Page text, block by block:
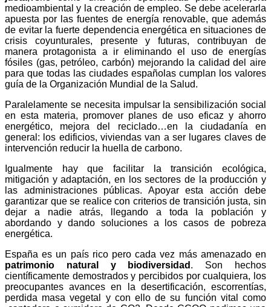
medioambiental y la creación de empleo. Se debe acelerarla
apuesta por las fuentes de energía renovable, que además
de evitar la fuerte dependencia energética en situaciones de
crisis coyunturales, presente y futuras, contribuyan de
manera protagonista a ir eliminando el uso de energías
fósiles (gas, petróleo, carbón) mejorando la calidad del aire
para que todas las ciudades españolas cumplan los valores
guía de la Organización Mundial de la Salud.
Paralelamente se necesita impulsar la sensibilización social
en esta materia, promover planes de uso eficaz y ahorro
energético, mejora del reciclado…en la ciudadanía en
general: los edificios, viviendas van a ser lugares claves de
intervención reducir la huella de carbono.
Igualmente hay que facilitar la transición ecológica,
mitigación y adaptación, en los sectores de la producción y
las administraciones públicas. Apoyar esta acción debe
garantizar que se realice con criterios de transición justa, sin
dejar a nadie atrás, llegando a toda la población y
abordando y dando soluciones a los casos de pobreza
energética.
España es un país rico pero cada vez más amenazado en
patrimonio natural y biodiversidad . Son hechos
científicamente demostrados y percibidos por cualquiera, los
preocupantes avances en la desertificación, escorrentías,
perdida masa vegetal y con ello de su función vital como